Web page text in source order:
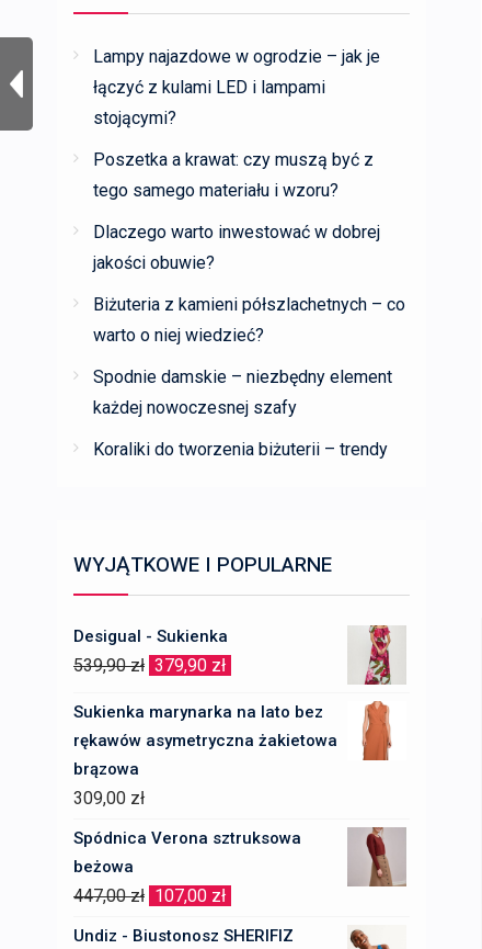
Lampy najazdowe w ogrodzie – jak je
łączyć z kulami LED i lampami
stojącymi?
Poszetka a krawat: czy muszą być z
tego samego materiału i wzoru?
Dlaczego warto inwestować w dobrej
jakości obuwie?
Biżuteria z kamieni półszlachetnych – co
warto o niej wiedzieć?
Spodnie damskie – niezbędny element
każdej nowoczesnej szafy
Koraliki do tworzenia biżuterii – trendy
WYJĄTKOWE I POPULARNE
Desigual - Sukienka
539,90zł Pierwotna
wynosiła:
539,90 zł.
379,90 zł
Sukienka marynarka na lato bez
rękawów asymetryczna żakietowa
brązowa
309,00 zł
Spódnica Verona sztruksowa
beżowa
447,00zł Pierwotna
cena
107,00 zł
cena
Undiz - Biustonosz SHERIFIZ